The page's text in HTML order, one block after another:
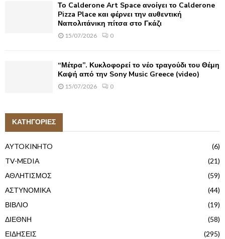
Το Calderone Art Space ανοίγει το Calderone
Pizza Place και φέρνει την αυθεντική
Ναπολιτάνικη πίτσα στο Γκάζι
15/07/2026 0
“Μέτρα”. Κυκλοφορεί το νέο τραγούδι του Θέμη
Καψή από την Sony Music Greece (video)
15/07/2026 0
ΚΑΤΗΓΟΡΙΕΣ
AYTOKINHTO
(6)
TV-MEDIA
(21)
ΑΘΛΗΤΙΣΜΟΣ
(59)
ΑΣΤΥΝΟΜΙΚΑ
(44)
ΒΙΒΛΙΟ
(19)
ΔΙΕΘΝΗ
(58)
ΕΙΔΗΣΕΙΣ
(295)